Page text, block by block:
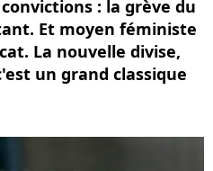
: la grève du
Et moyen féministe
La nouvelle divise,
un grand classique